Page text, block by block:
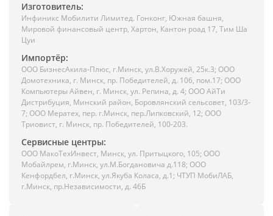
Изготовитель:
Инфиникс Мобилити Лимитед. Гонконг, Южная башня,
Мировой финансовый центр, Хартон, Кантон роад 17, Тим Ша
Цуи
Импортёр:
ООО БизнесАкила-Плюc, г.Минск, ул.В.Хоружей, 25к.3; ООО
Домотехника, г. Минск, пр. Победителей, д. 106, пом.17; ООО
Компьютеры Айвен, г. Минск, ул. Репина, д. 4; ООО АйТи
Дистрибуция, Минский район, Боровлянский сельсовет, 103/3-
7; ООО Мератех, пер. г.Минск, пер.Липковский, 12; ООО
Триовист, г. Минск, пр. Победителей, 100-203.
Сервисные центры:
ООО МакоТехИнвест, Минск, ул. Притыцкого, 105; ООО
Мобайлрем, г.Минск, ул.М.Богдановича д.118; ООО
Кенфордбел, г.Минск, ул.Якуба Коласа, д.1; ЧТУП МобиЛАБ,
г.Минск, пр.Независимости, д. 46Б